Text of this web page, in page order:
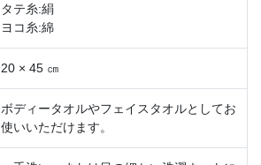
タテ糸:絹
ヨコ糸:綿
20 × 45 ㎝
ボディータオルやフェイスタオルとしてお
使いいただけます。